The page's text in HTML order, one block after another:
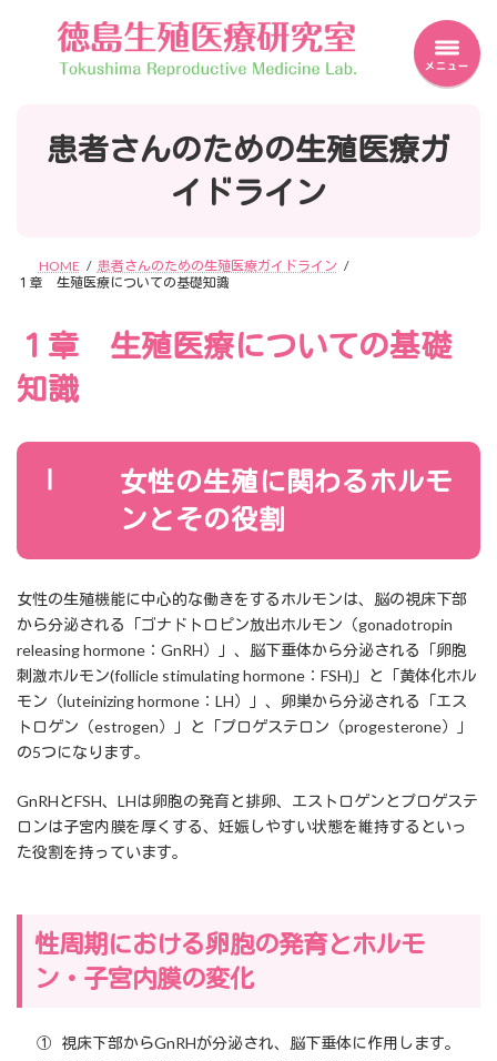
Navigation
患者さんのための生殖医療ガ
イドライン
HOME
患者さんのための生殖医療ガイドライン
１章 生殖医療についての基礎知識
１章 生殖医療についての基礎
知識
Ⅰ
女性の生殖に関わるホルモ
ンとその役割
女性の生殖機能に中心的な働きをするホルモンは、脳の視床下部
から分泌される「ゴナドトロピン放出ホルモン（gonadotropin
releasing hormone：GnRH）」、脳下垂体から分泌される「卵胞
刺激ホルモン(follicle stimulating hormone：FSH)」と「黄体化ホル
モン（luteinizing hormone：LH）」、卵巣から分泌される「エス
トロゲン（estrogen）」と「プロゲステロン（progesterone）」
の5つになります。
GnRHとFSH、LHは卵胞の発育と排卵、エストロゲンとプロゲステ
ロンは子宮内膜を厚くする、妊娠しやすい状態を維持するといっ
た役割を持っています。
性周期における卵胞の発育とホルモ
ン・子宮内膜の変化
① 視床下部からGnRHが分泌され、脳下垂体に作用します。